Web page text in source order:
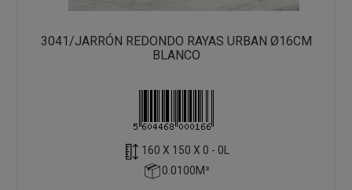
3041/JARRÓN REDONDO RAYAS URBAN Ø16CM
BLANCO
160 X 150 X 0 - 0L
0.0100M³